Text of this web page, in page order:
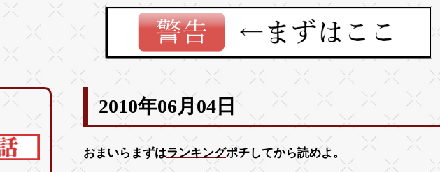
2010年06月04日
おまいらまずはランキングポチしてから読めよ。